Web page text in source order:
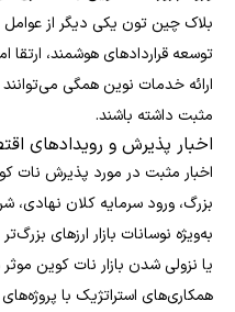
توسعه قراردادهای هوشمند،
ارائه خدمات نوین همگی
مثبت داشته باشند.
اخبار پذیرش و رویدادهای
اخبار مثبت در مورد پذیرش نات
بزرگ، ورود سرمایه کلان نهادی،
به‌ویژه نوسانات بازار ارزهای
یا نزولی شدن بازار نات کوین
همکاری‌های استراتژیک با پروژه‌های